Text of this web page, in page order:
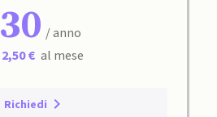
30 / anno
2,50 € al mese
Richiedi